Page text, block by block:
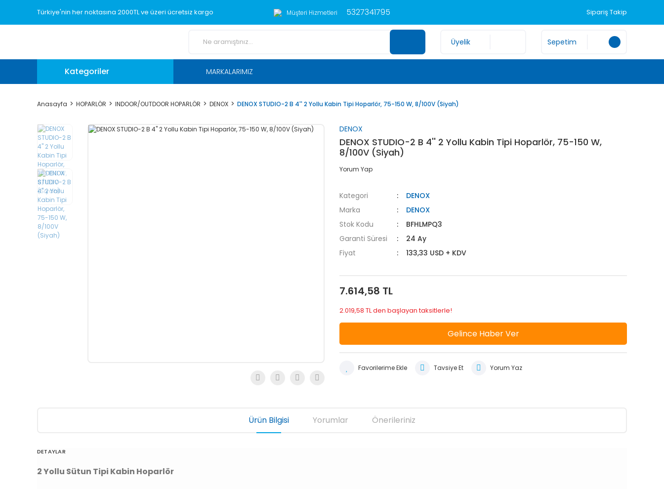
Türkiye'nin her noktasına 2000TL ve üzeri ücretsiz kargo Müşteri Hizmetleri 5327341795 Sipariş Takip
Üyelik Sepetim
Kategoriler MARKALARIMIZ
Anasayfa HOPARLÖR INDOOR/OUTDOOR HOPARLÖR DENOX DENOX STUDIO-2 B 4'' 2 Yollu Kabin Tipi Hoparlör, 75-150 W, 8/100V (Siyah)
DENOX
DENOX STUDIO-2 B 4'' 2 Yollu Kabin Tipi Hoparlör, 75-150 W,
8/100V (Siyah)
Yorum Yap
Kategori
DENOX
Marka
DENOX
Stok Kodu
BFHLMPQ3
Garanti Süresi
24 Ay
Fiyat
133,33 USD + KDV
7.614,58 TL
2.019,58 TL den başlayan taksitlerle!
Gelince Haber Ver
Tavsiye Et Yorum Yaz
Ürün Bilgisi Yorumlar Önerileriniz
DETAYLAR
2 Yollu Sütun Tipi Kabin Hoparlör